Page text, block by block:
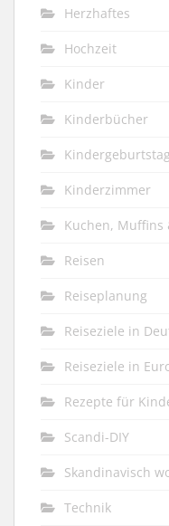
Herzhaftes
Hochzeit
Kinder
Kinderbücher
Kindergeburtstag
Kinderzimmer
Kuchen, Muffins
Reisen
Reiseplanung
Reiseziele in
Reiseziele in
Rezepte für
Scandi-DIY
Skandinavisch
Technik